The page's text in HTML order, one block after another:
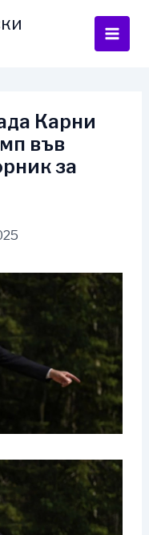
Карни
във
за